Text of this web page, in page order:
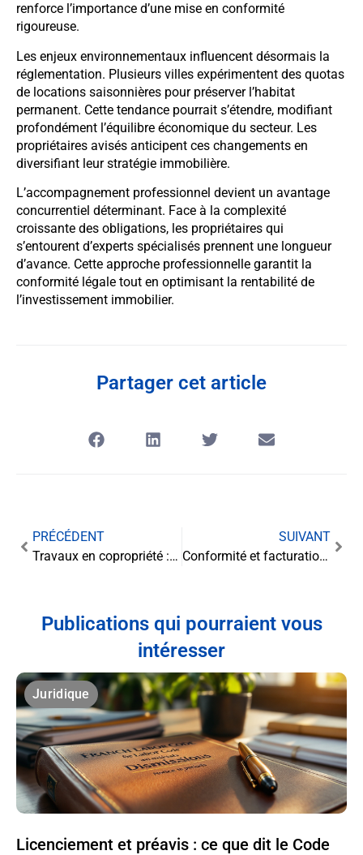
renforce l’importance d’une mise en conformité
rigoureuse.
Les enjeux environnementaux influencent désormais la
réglementation. Plusieurs villes expérimentent des quotas
de locations saisonnières pour préserver l’habitat
permanent. Cette tendance pourrait s’étendre, modifiant
profondément l’équilibre économique du secteur. Les
propriétaires avisés anticipent ces changements en
diversifiant leur stratégie immobilière.
L’accompagnement professionnel devient un avantage
concurrentiel déterminant. Face à la complexité
croissante des obligations, les propriétaires qui
s’entourent d’experts spécialisés prennent une longueur
d’avance. Cette approche professionnelle garantit la
conformité légale tout en optimisant la rentabilité de
l’investissement immobilier.
Partager cet article
PRÉCÉDENT
Travaux en copropriété : droits et obligations des copropriétaires
SUIVANT
Conformité et facturation électronique : le guide du dirigeant
Publications qui pourraient vous
intéresser
Juridique
Licenciement et préavis : ce que dit le Code